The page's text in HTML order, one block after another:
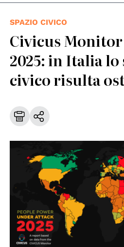
SPAZIO CIVICO
Civicus
2025: in Italia lo
civico risulta